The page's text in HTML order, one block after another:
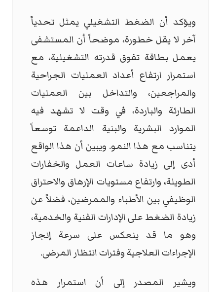
ويؤكد أن الضغط التشغيلي يمثل تحدياً
آخر لا يقل خطورة، موضحاً أن المستشفى
يعمل بطاقة تفوق قدرته التشغيلية، مع
استمرار ارتفاع أعداد العمليات الجراحية
والمراجعين، والتداخل بين العمليات
الطارئة والباردة، في وقت لا تشهد فيه
الموارد البشرية والبنية الداعمة توسعاً
يتناسب مع هذا النمو. ويبين أن هذا الواقع
أدى إلى زيادة ساعات العمل والخفارات
الطويلة، وارتفاع مستويات الإرهاق والاحتراق
الوظيفي بين الأطباء والممرضين، فضلاً عن
زيادة الضغط على الإدارات الفنية والخدمية،
وهو ما قد ينعكس على سرعة إنجاز
الإجراءات العلاجية وفترات انتظار المرضى.
ويشير المصدر إلى أن استمرار هذه